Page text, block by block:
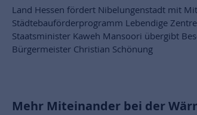
Land Hessen fördert Nibelungenstadt mit
Städtebauförderprogramm Lebendige
Staatsminister Kaweh Mansoori übergibt
Bürgermeister Christian Schönung
Mehr Miteinander bei der